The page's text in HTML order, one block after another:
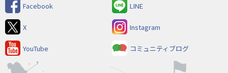
Facebook LINE
X Instagram
YouTube コミュニティブログ